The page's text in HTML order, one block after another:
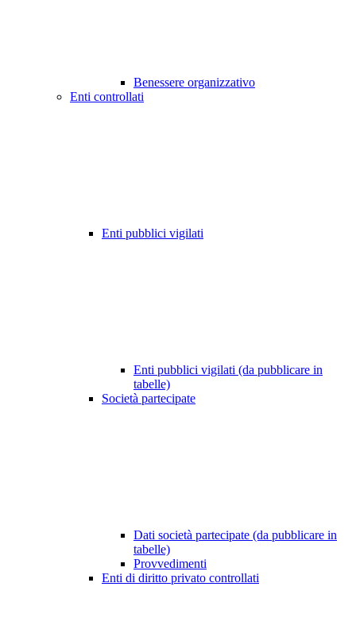
Benessere organizzativo
Enti controllati
Enti pubblici vigilati
Enti pubblici vigilati (da pubblicare in
tabelle)
Società partecipate
Dati società partecipate (da pubblicare in
tabelle)
Provvedimenti
Enti di diritto privato controllati